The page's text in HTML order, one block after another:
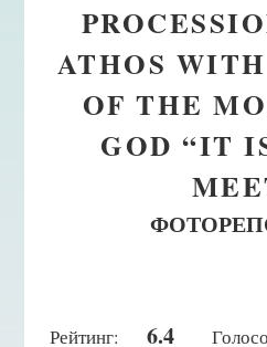
ATHOS
OF THE
GOD “IT
Рейтинг: 6.4